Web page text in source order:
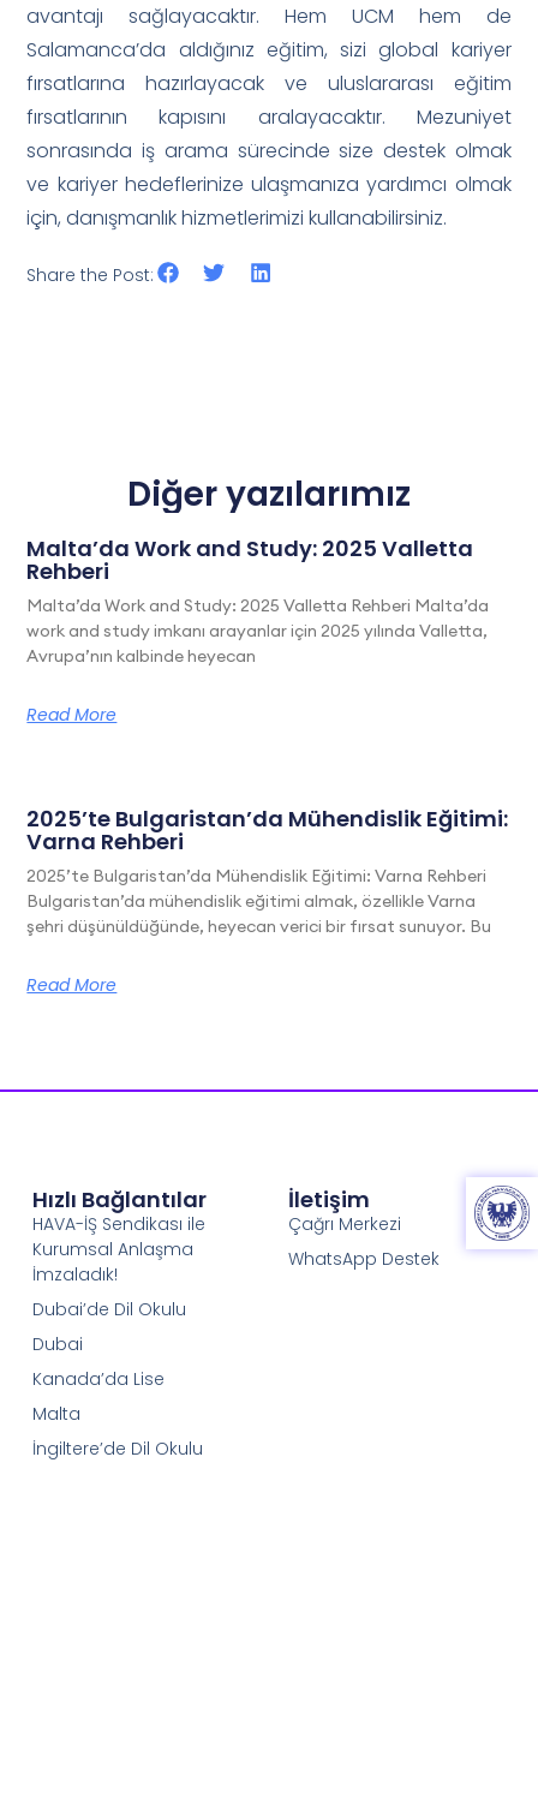
avantajı sağlayacaktır. Hem UCM hem de
Salamanca’da aldığınız eğitim, sizi global kariyer
fırsatlarına hazırlayacak ve uluslararası eğitim
fırsatlarının kapısını aralayacaktır. Mezuniyet
sonrasında iş arama sürecinde size destek olmak
ve kariyer hedeflerinize ulaşmanıza yardımcı olmak
için, danışmanlık hizmetlerimizi kullanabilirsiniz.
Share the Post:
Diğer yazılarımız
Malta’da Work and Study: 2025 Valletta
Rehberi
Malta’da Work and Study: 2025 Valletta Rehberi Malta’da
work and study imkanı arayanlar için 2025 yılında Valletta,
Avrupa’nın kalbinde heyecan
Read More
2025’te Bulgaristan’da Mühendislik Eğitimi:
Varna Rehberi
2025’te Bulgaristan’da Mühendislik Eğitimi: Varna Rehberi
Bulgaristan’da mühendislik eğitimi almak, özellikle Varna
şehri düşünüldüğünde, heyecan verici bir fırsat sunuyor. Bu
Read More
Hızlı Bağlantılar
HAVA-İŞ Sendikası ile
Kurumsal Anlaşma
İmzaladık!
Dubai’de Dil Okulu
Dubai
Kanada’da Lise
Malta
İngiltere’de Dil Okulu
İletişim
Çağrı Merkezi
WhatsApp Destek